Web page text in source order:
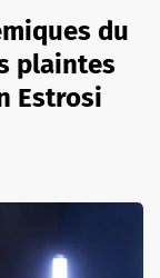
du
plaintes
Estrosi